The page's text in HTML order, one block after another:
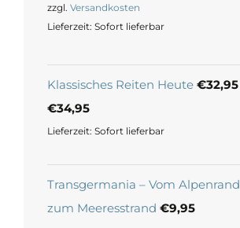
zzgl. Versandkosten
Lieferzeit: Sofort lieferbar
Klassisches Reiten Heute €32,95
€34,95
Lieferzeit: Sofort lieferbar
Transgermania – Vom Alpenrand
zum Meeresstrand €9,95